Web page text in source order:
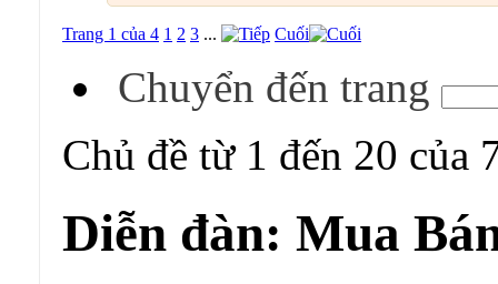
Trang 1 của 4 1 2 3 ... Cuối
Chuyển đến trang
Chủ đề từ 1 đến 20 của
Diễn đàn: Mua